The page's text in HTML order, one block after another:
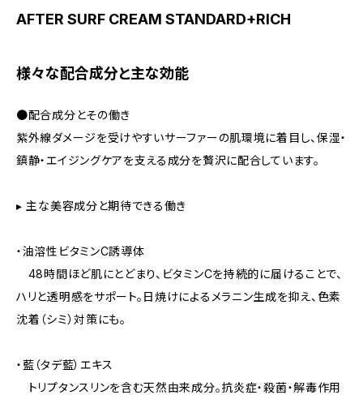
AFTER SURF CREAM STANDARD+RICH
様々な配合成分と主な効能
●配合成分とその働き
紫外線ダメージを受けやすいサーファーの肌環境に着目し、保湿・
鎮静・エイジングケアを支える成分を贅沢に配合しています。
▸ 主な美容成分と期待できる働き
・油溶性ビタミンC誘導体
48時間ほど肌にとどまり、ビタミンCを持続的に届けることで、
ハリと透明感をサポート。日焼けによるメラニン生成を抑え、色素
沈着（シミ）対策にも。
・藍（タデ藍）エキス
トリプタンスリンを含む天然由来成分。抗炎症・殺菌・解毒作用